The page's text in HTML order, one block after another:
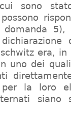
sono
domanda
era,
uno dei
per la loro
siano